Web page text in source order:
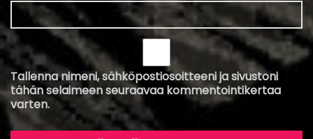
Tallenna nimeni, sähköpostiosoitteeni ja sivustoni
tähän selaimeen seuraavaa kommentointikertaa
varten.